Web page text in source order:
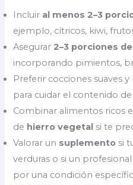
Incluir al menos 2–3
ejemplo, cítricos, kiwi,
Asegurar 2–3 porciones
incorporando pimientos,
Preferir cocciones suaves
para cuidar el contenido de
Combinar alimentos ricos
de hierro vegetal si te
Valorar un suplemento si
verduras o si un
por una condición